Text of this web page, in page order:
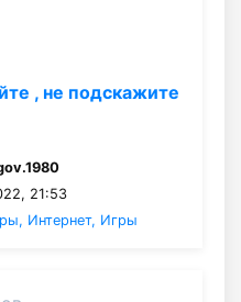
, не подскажите
21:53
Интернет, Игры